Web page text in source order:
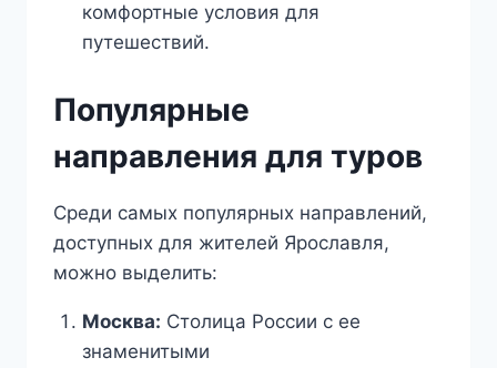
комфортные условия для
путешествий.
Популярные
направления для туров
Среди самых популярных направлений,
доступных для жителей Ярославля,
можно выделить:
Москва: Столица России с ее
знаменитыми